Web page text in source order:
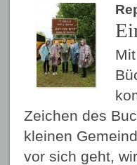
Zeichen des
kleinen
vor sich geht,